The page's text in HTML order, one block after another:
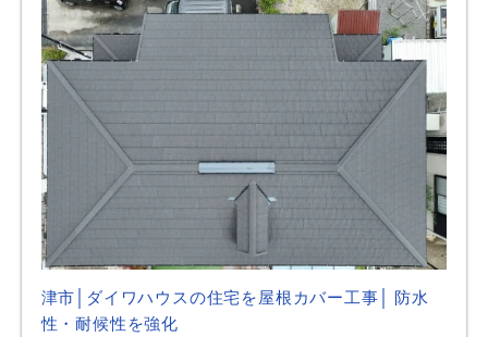
津市│ダイワハウスの住宅を屋根カバー工事│ 防水
性・耐候性を強化